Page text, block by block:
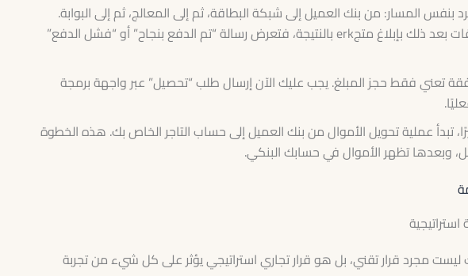
بنفس المسار: من بنك العميل إلى شبكة البطاقة، ثم إلى المعالج، ثم إلى البوابة.
تقوم واجهة برمجة التطبيقات بعد ذلك بإبلاغ متجerk بالنتيجة، فتعرض رسالة “تم الدفع بنجاح” أو “فشل الدفع”
تعني فقط حجز المبلغ. يجب عليك الآن إرسال طلب “تحصيل” عبر واجهة برمجة
تبدأ عملية تحويل الأموال من بنك العميل إلى حساب التاجر الخاص بك. هذه الخطوة
وبعدها تظهر الأموال في حسابك البنكي.
مجرد قرار تقني، بل هو قرار تجاري استراتيجي يؤثر على كل شيء من تجربة